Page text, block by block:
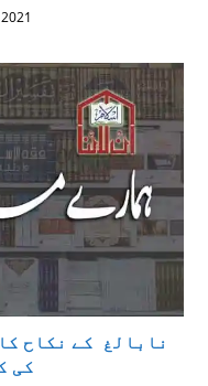
نابالغ کے نکاح
کی